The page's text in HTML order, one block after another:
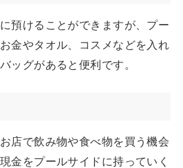
預けることができますが、プー
金やタオル、コスメなどを入れ
ッグがあると便利です。
店で飲み物や食べ物を買う機会
金をプールサイドに持っていく